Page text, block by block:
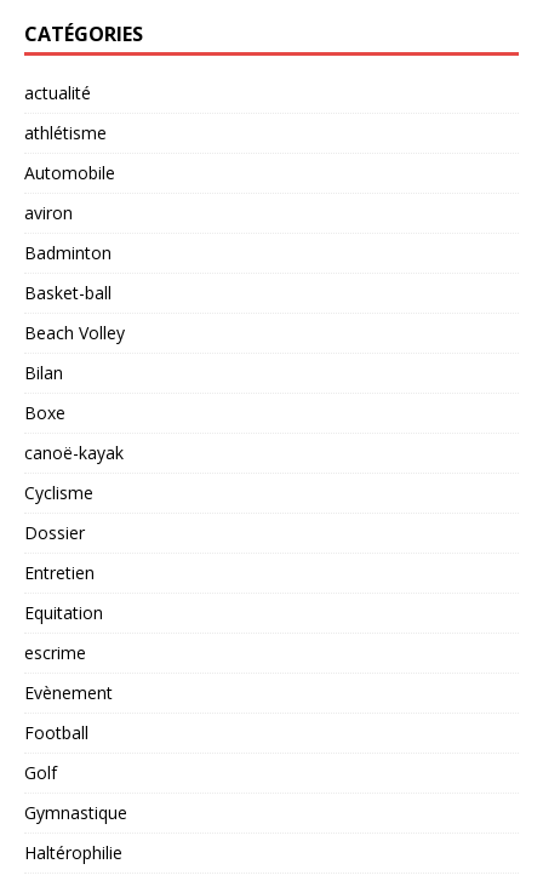
CATÉGORIES
actualité
athlétisme
Automobile
aviron
Badminton
Basket-ball
Beach Volley
Bilan
Boxe
canoë-kayak
Cyclisme
Dossier
Entretien
Equitation
escrime
Evènement
Football
Golf
Gymnastique
Haltérophilie